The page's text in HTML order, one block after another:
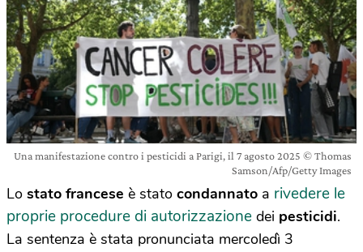
Una manifestazione contro i pesticidi a Parigi, il 7 agosto 2025 © Thomas
Samson/Afp/Getty Images
Lo stato francese è stato condannato a rivedere le
proprie procedure di autorizzazione dei pesticidi.
La sentenza è stata pronunciata mercoledì 3